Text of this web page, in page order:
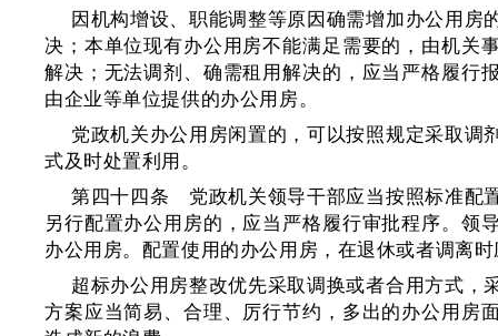
因机构增设、职能调整等原因确需增加办公用房
决；本单位现有办公用房不能满足需要的，由机关
解决；无法调剂、确需租用解决的，应当严格履行
由企业等单位提供的办公用房。
党政机关办公用房闲置的，可以按照规定采取调
式及时处置利用。
第四十四条 党政机关领导干部应当按照标准配
另行配置办公用房的，应当严格履行审批程序。领
办公用房。配置使用的办公用房，在退休或者调离
超标办公用房整改优先采取调换或者合用方式，
方案应当简易、合理、厉行节约，多出的办公用房